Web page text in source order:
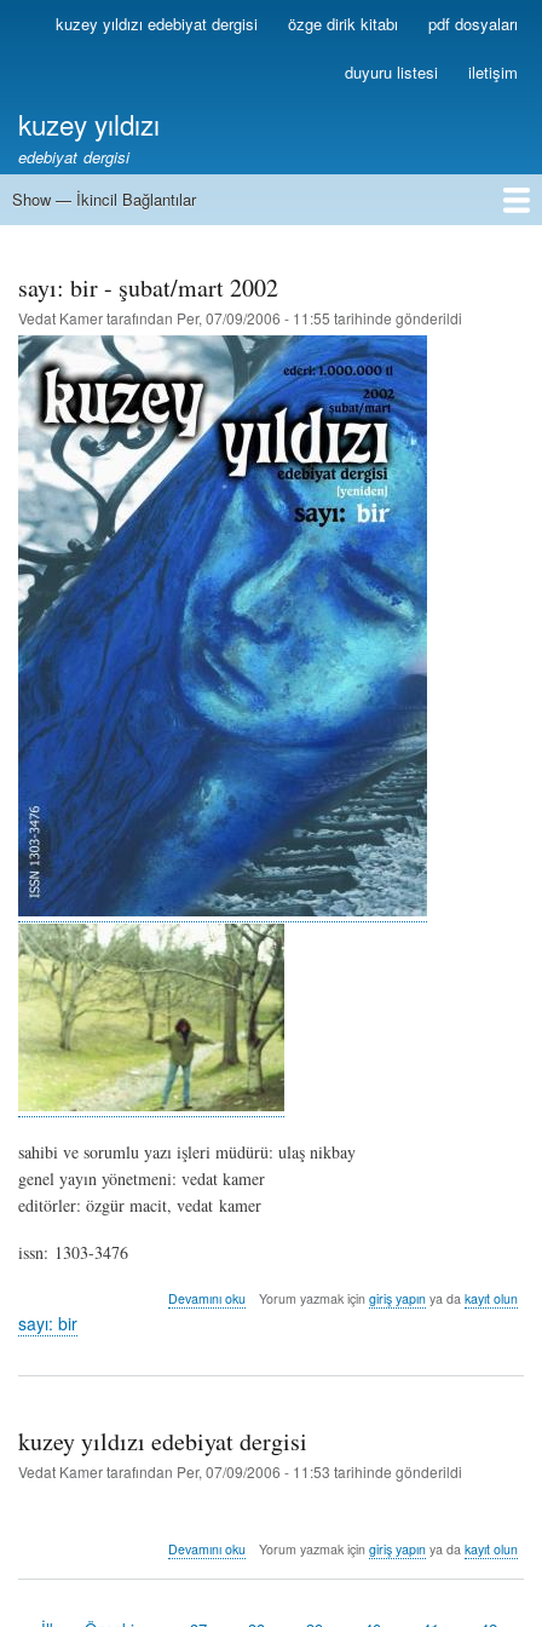
Ana
içeriğe
Birincilkuzey yıldızı edebiyat dergisi özge dirik kitabı pdf dosyaları
duyuru listesi iletişim
kuzey yıldızı
edebiyat dergisi
İkincil
Show — İkincil Bağlantılar
sayı: bir - şubat/mart 2002
Vedat Kamertarafından Per, 07/09/2006 - 11:55 tarihinde gönderildi
sahibi ve sorumlu yazı işleri müdürü: ulaş nikbay
genel yayın yönetmeni: vedat kamer
editörler: özgür macit, vedat kamer
issn: 1303-3476
sayı:
2002
Devamını oku Yorum yazmak için giriş yapınya da kayıt olun
sayı: bir
kuzey yıldızı edebiyat dergisi
Vedat Kamertarafından Per, 07/09/2006 - 11:53 tarihinde gönderildi
kuzey
Devamını oku Yorum yazmak için giriş yapınya da kayıt olun